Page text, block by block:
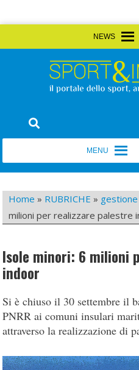
to
Sport&Impianti
Home » RUBRICHE »
milioni per realizzare palestre
Isole minori: 6 milioni
indoor
Si è chiuso il 30 settembre il
PNRR ai comuni insulari
attraverso la realizzazione di